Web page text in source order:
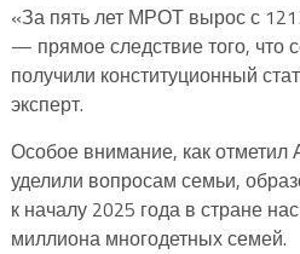
«За пять лет МРОТ вырос с
— прямое следствие того, что
получили конституционный
эксперт.
Особое внимание, как
уделили вопросам семьи,
к началу 2025 года в стране
миллиона многодетных семей.